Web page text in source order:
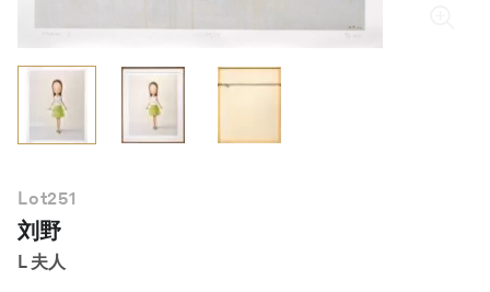
Lot251
刘野
L 夫人